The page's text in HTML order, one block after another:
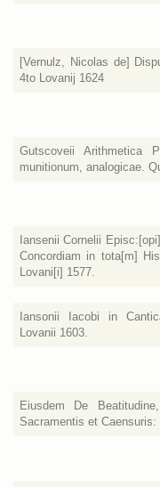
[Vernulz, Nicolas de]
4to Lovanij 1624
Gutscoveii Arithmetica
munitionum, analogicae.
Iansenii Cornelii
Concordiam in tota[m]
Lovani[i] 1577.
Iansonii Iacobi in
Lovanii 1603.
Eiusdem De
Sacramentis et